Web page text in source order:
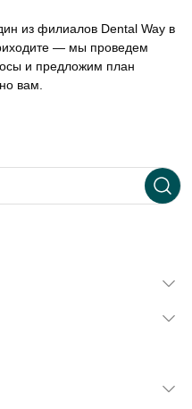
из филиалов Dental Way в
— мы проведем
и предложим план
вам.
зубов)